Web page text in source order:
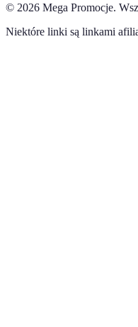
© 2026 Mega Promocje.
Niektóre linki są linkami